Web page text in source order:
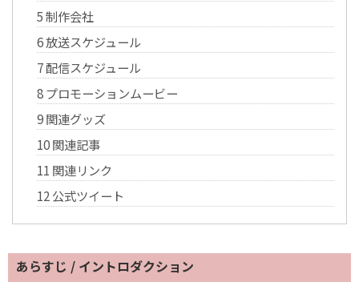
5制作会社
6放送スケジュール
7配信スケジュール
8プロモーションムービー
9関連グッズ
10関連記事
11 関連リンク
12公式ツイート
あらすじ / イントロダクション